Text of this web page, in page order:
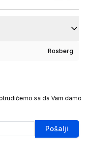
Rosberg
sa da Vam damo
Pošalji